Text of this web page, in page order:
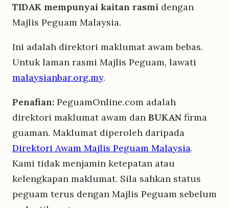
TIDAK mempunyai kaitan rasmi dengan
Majlis Peguam Malaysia.
Ini adalah direktori maklumat awam bebas.
Untuk laman rasmi Majlis Peguam, lawati
malaysianbar.org.my.
Penafian: PeguamOnline.com adalah
direktori maklumat awam dan BUKAN firma
guaman. Maklumat diperoleh daripada
Direktori Awam Majlis Peguam Malaysia.
Kami tidak menjamin ketepatan atau
kelengkapan maklumat. Sila sahkan status
peguam terus dengan Majlis Peguam sebelum